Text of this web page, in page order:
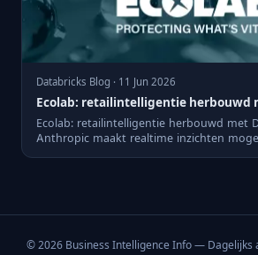
Databricks Blog · 11 Jun 2026
Ecolab: retailintelligentie herbouwd
Ecolab: retailintelligentie herbouwd met
Anthropic maakt realtime inzichten
© 2026 Business Intelligence Info — Dagelijks